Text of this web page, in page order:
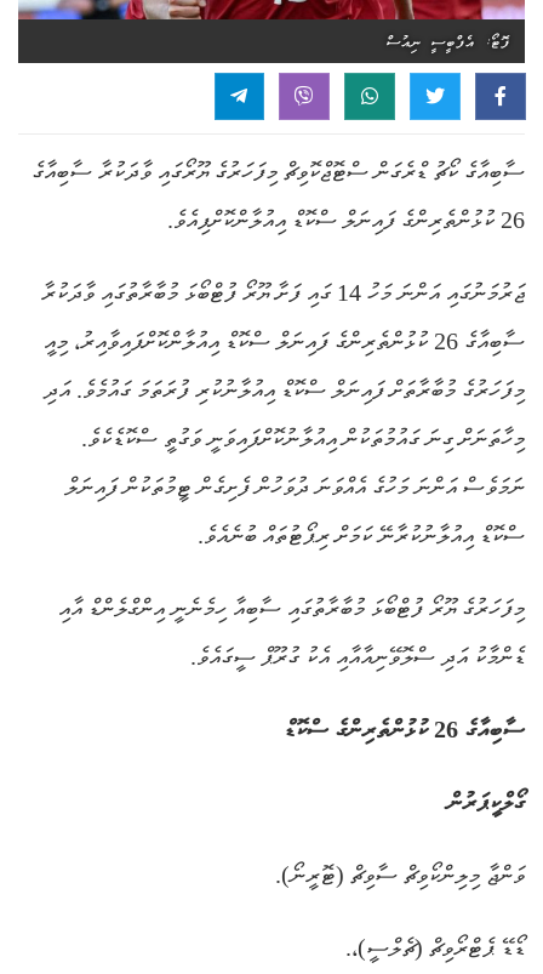
ފޮޓޯ: އެފްބީސީ ނިއުސް
ސާބިއާގެ ކޯޗު ޑްރެގަން ސްޓޮޖްކޮވިޗް މިފަހަރުގެ ޔޫރޯގައި ވާދަކުރާ ސާބިއާގެ
26 ކުޅުންތެރިންގެ ފައިނަލް ސްކޮޑް އިއުލާންކޮށްފިއެވެ.
ޖަރުމަނުގައި އަންނަ މަހު 14 ގައި ފަށާ ޔޫރޯ ފުޓްބޯޅަ މުބާރާތުގައި ވާދަކުރާ
ސާބިއާގެ 26 ކުޅުންތެރިންގެ ފައިނަލް ސްކޮޑް އިއުލާންކޮށްފައިވާއިރު، މިއީ
މިފަހަރުގެ މުބާރާތަށް ފައިނަލް ސްކޮޑް އިއުލާނުކުރި ފުރަތަމަ ގައުމެވެ. އަދި
މިހާތަނަށް ގިނަ ގައުމުތަކުން އިއުލާނުކޮށްފައިވަނީ ވަގުތީ ސްކޮޑެކެވެ.
ނަމަވެސް އަންނަ މަހުގެ އެއްވަނަ ދުވަހުން ފެށިގެން ޓީމުތަކުން ފައިނަލް
ސްކޮޑް އިއުލާނުކުރާނޭ ކަމަށް ރިޕޯޓުތައް ބުނެއެވެ.
މިފަހަރުގެ ޔޫރޯ ފުޓްބޯޅަ މުބާރާތުގައި ސާބިއާ ހިމެނެނީ އިންގްލެންޑް އާއި
ޑެންމާކު އަދި ސްލޮވޭނިއާއާއި އެކު ގުރޫޕް ސީގައެވެ.
ސާބިއާގެ 26 ކުޅުންތެރިންގެ ސްކޮޑް
ގޯލްކީޕަރުން
ވަންޖާ މިލިންކޯވިޗް ސާވިޗް (ޓޮރީނޯ).
ޑޯޑޭ ޕެޓްރޯވިޗް (ޗެލްސީ)،.